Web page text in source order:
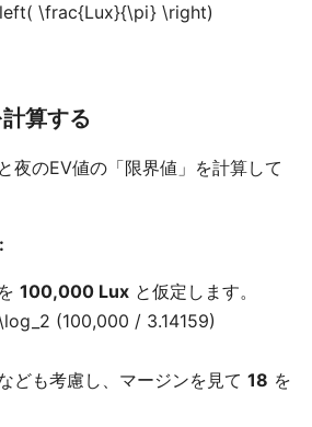
\frac{Lux}{\pi} \right)
算する
夜のEV値の「限界値」を計算して
100,000 Lux と仮定します。
(100,000 / 3.14159)
ども考慮し、マージンを見て 18 を